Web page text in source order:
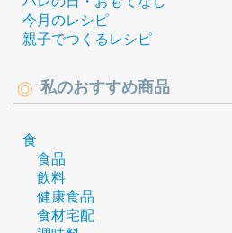
今月のレシピ
親子でつくるレシピ
私のおすすめ商品
食
食品
飲料
健康食品
食材宅配